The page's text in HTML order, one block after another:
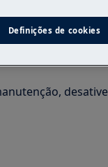
Definições de cookies